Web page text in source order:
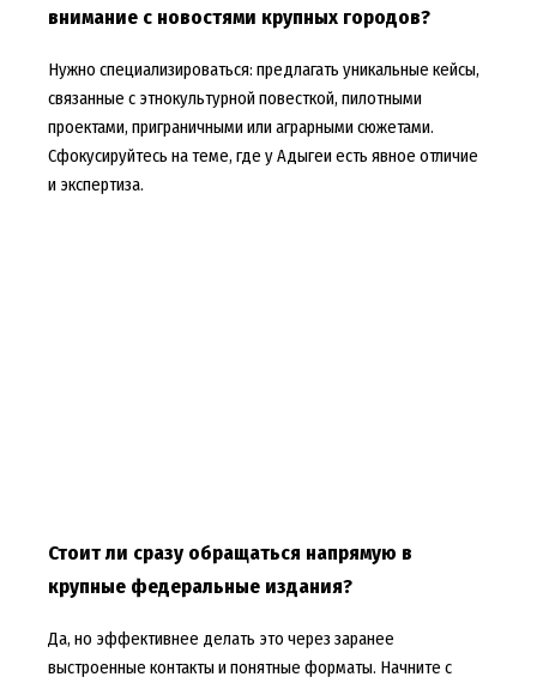
внимание с новостями крупных городов?
Нужно специализироваться: предлагать уникальные кейсы,
связанные с этнокультурной повесткой, пилотными
проектами, приграничными или аграрными сюжетами.
Сфокусируйтесь на теме, где у Адыгеи есть явное отличие
и экспертиза.
Стоит ли сразу обращаться напрямую в
крупные федеральные издания?
Да, но эффективнее делать это через заранее
выстроенные контакты и понятные форматы. Начните с